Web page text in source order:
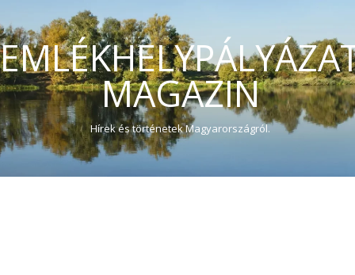
MAGAZIN
Hírek és történetek Magyarországról.